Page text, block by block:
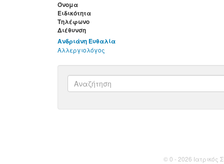
Όνομα
Ειδικότητα
Τηλέφωνο
Διέθυνση
Ανδριάνη Ευθαλία
Αλλεργιολόγος
© 0 - 2026 Ιατρικός